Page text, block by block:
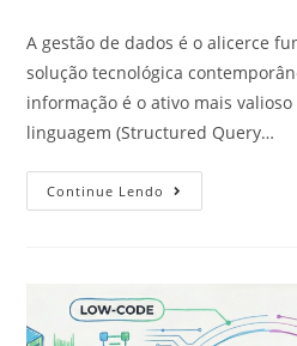
A gestão de dados é o alicerce
solução tecnológica
informação é o ativo mais valioso
linguagem (Structured Query…
Continue Lendo